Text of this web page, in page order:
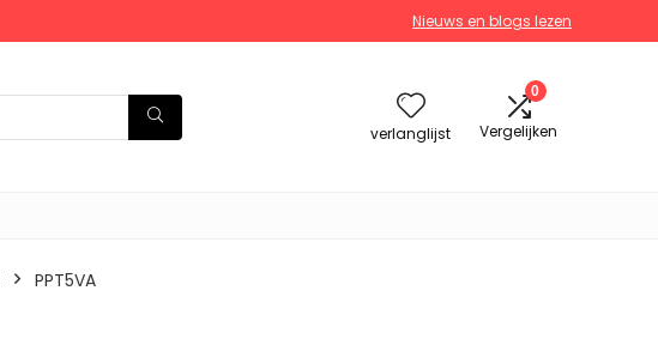
Nieuws en blogs lezen
verlanglijst
0
Vergelijken
‎PPT5VA